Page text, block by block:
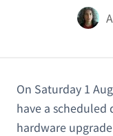
On Saturday 1
have a
hardware